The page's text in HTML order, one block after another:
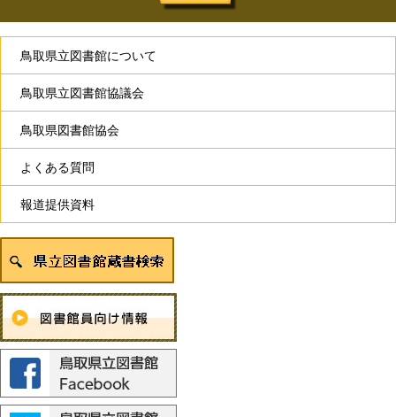
鳥取県立図書館について
鳥取県立図書館協議会
鳥取県図書館協会
よくある質問
報道提供資料